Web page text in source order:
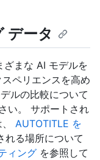
データ
まな AI モデルを
ペリエンスを高め
ルの比較について
い。 サポートされ
AUTOTITLE を
れる場所について
ィング を参照して